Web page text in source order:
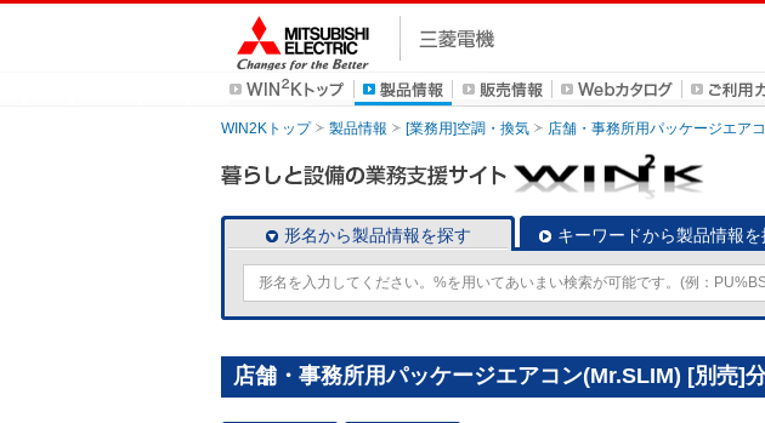
WIN2Kトップ 製品情報 [業務用]空調・換気 店舗・事務所用パッケージエア
形名から製品情報を探す キーワードから製品情報を
店舗・事務所用パッケージエアコン(Mr.SLIM) [別売]